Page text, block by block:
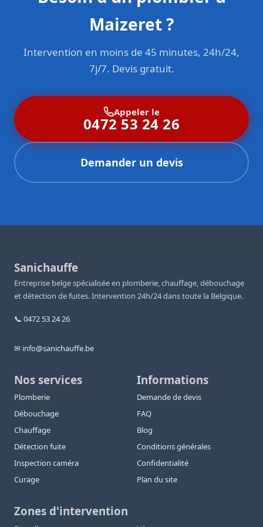
Maizeret ?
Intervention en moins de 45 minutes, 24h/24,
7j/7. Devis gratuit.
Appeler le
0472 53 24 26
Demander un devis
Sanichauffe
Entreprise belge spécialisée en plomberie, chauffage, débouchage
et détection de fuites. Intervention 24h/24 dans toute la Belgique.
📞 0472 53 24 26
✉ info@sanichauffe.be
Nos services
Plomberie
Débouchage
Chauffage
Détection fuite
Inspection caméra
Curage
Informations
Demande de devis
FAQ
Blog
Conditions générales
Confidentialité
Plan du site
Zones d'intervention